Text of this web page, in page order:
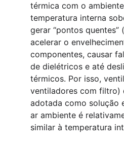
térmica com o
temperatura interna
gerar “pontos quentes”
acelerar o
componentes, causar
de dielétricos e até
térmicos. Por isso,
ventiladores com filtro)
adotada como solução
ar ambiente é
similar à temperatura